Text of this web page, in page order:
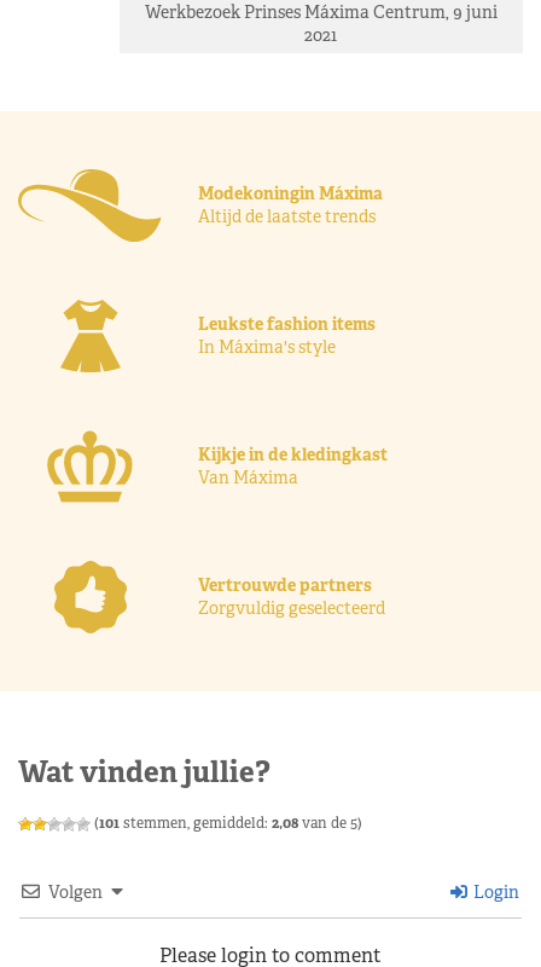
Werkbezoek Prinses Máxima Centrum, 9 juni
2021
Modekoningin Máxima
Altijd de laatste trends
Leukste fashion items
In Máxima's style
Kijkje in de kledingkast
Van Máxima
Vertrouwde partners
Zorgvuldig geselecteerd
Wat vinden jullie?
(101stemmen, gemiddeld: 2,08van de 5)
Volgen Login
Please login to comment